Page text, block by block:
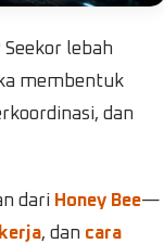
lebah
membentuk
dan
dari Honey Bee—
, dan cara